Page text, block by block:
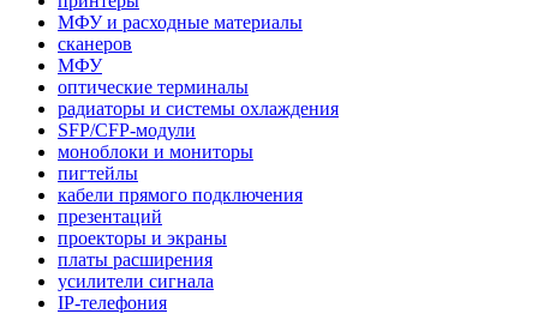
МФУ и расходные материалы
сканеров
МФУ
оптические терминалы
радиаторы и системы охлаждения
SFP/CFP-модули
моноблоки и мониторы
пигтейлы
кабели прямого подключения
презентаций
проекторы и экраны
платы расширения
усилители сигнала
IP-телефония